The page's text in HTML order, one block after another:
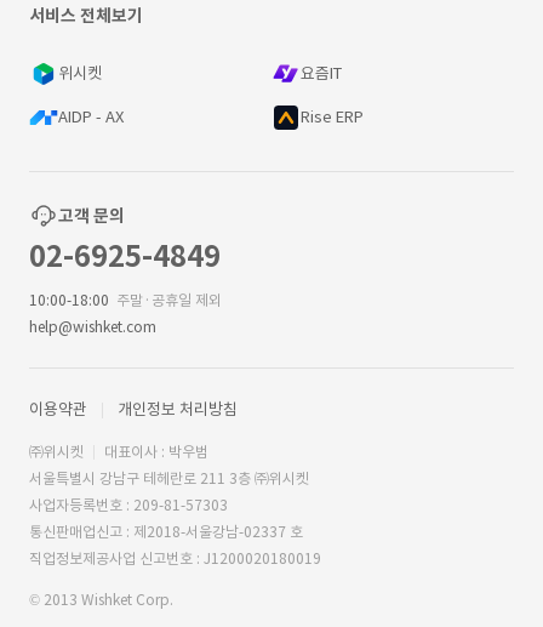
서비스 전체보기
위시켓 요즘IT
AIDP - AX Rise ERP
고객 문의
02-6925-4849
10:00-18:00 주말·공휴일 제외
help@wishket.com
이용약관 개인정보 처리방침
㈜위시켓
대표이사 : 박우범
서울특별시 강남구 테헤란로 211 3층 ㈜위시켓
사업자등록번호 : 209-81-57303
통신판매업신고 : 제2018-서울강남-02337 호
직업정보제공사업 신고번호 : J1200020180019
© 2013 Wishket Corp.